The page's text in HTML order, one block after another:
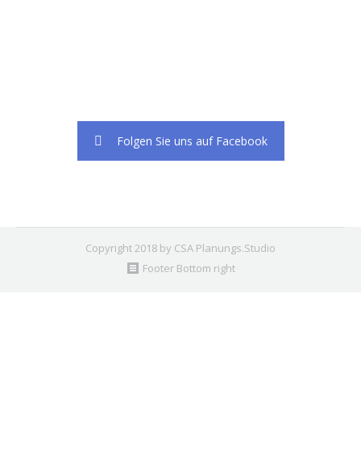
Folgen Sie uns auf Facebook
Copyright 2018 by CSA Planungs.Studio
Footer Bottom right